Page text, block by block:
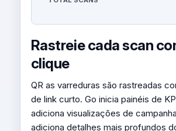
Rastreie cada scan
clique
QR as varreduras são rastreadas
de link curto. Go inicia painéis de
adiciona visualizações de
adiciona detalhes mais profundos